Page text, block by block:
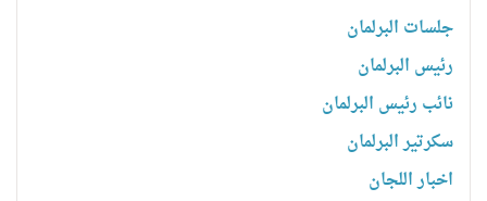
جلسات البرلمان
رئیس البرلمان
نائب رئیس البرلمان
سكرتیر البرلمان
اخبار اللجان